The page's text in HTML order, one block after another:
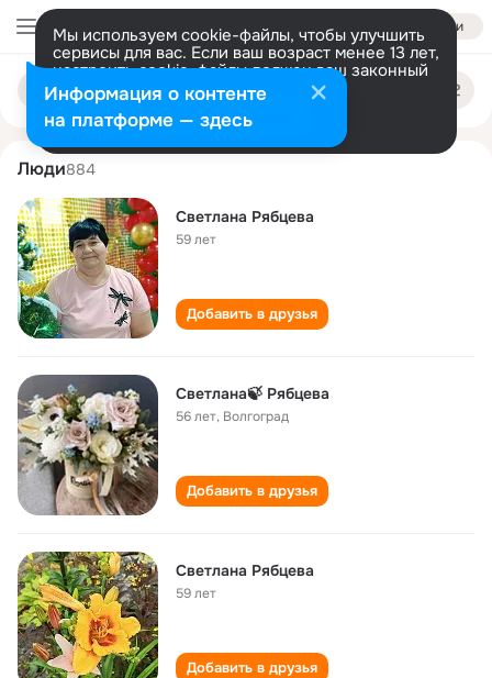
Войти
Мы используем cookie-файлы, чтобы улучшить
сервисы для вас. Если ваш возраст менее 13 лет,
настроить cookie-файлы должен ваш законный
представитель. Больше информации
Разрешить все Настроить
Поиск
людям
svetlana ryabtseva
Люди884
Светлана Рябцева
59 лет
Добавить в друзья
Светлана🍃 Рябцева
56 лет, Волгоград
Добавить в друзья
Светлана Рябцева
59 лет
Добавить в друзья
Информация о контенте
на платформе — здесь